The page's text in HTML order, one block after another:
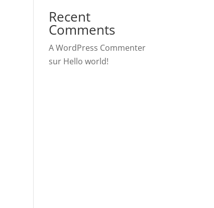
Recent
Comments
A WordPress Commenter
sur Hello world!